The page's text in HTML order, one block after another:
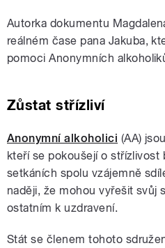
Autorka dokumentu
reálném čase pana Jakuba,
pomoci Anonymních
Zůstat střízliví
Anonymní alkoholici (AA)
kteří se pokoušejí o střízlivost
setkáních spolu vzájemně
naději, že mohou vyřešit svůj
ostatním k uzdravení.
Stát se členem tohoto